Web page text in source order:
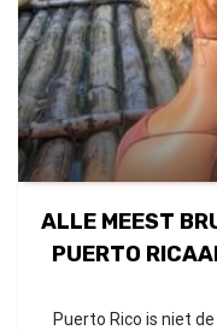
ALLE MEEST
PUERTO
Puerto Rico is niet